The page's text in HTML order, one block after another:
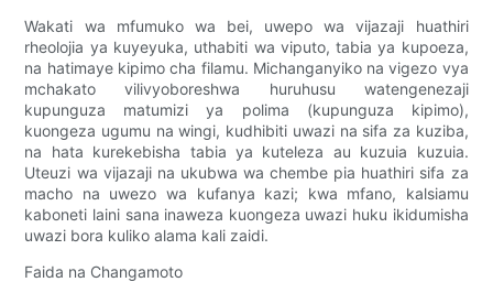
Wakati wa mfumuko wa bei, uwepo wa vijazaji huathiri
rheolojia ya kuyeyuka, uthabiti wa viputo, tabia ya kupoeza,
na hatimaye kipimo cha filamu. Michanganyiko na vigezo vya
mchakato vilivyoboreshwa huruhusu watengenezaji
kupunguza matumizi ya polima (kupunguza kipimo),
kuongeza ugumu na wingi, kudhibiti uwazi na sifa za kuziba,
na hata kurekebisha tabia ya kuteleza au kuzuia kuzuia.
Uteuzi wa vijazaji na ukubwa wa chembe pia huathiri sifa za
macho na uwezo wa kufanya kazi; kwa mfano, kalsiamu
kaboneti laini sana inaweza kuongeza uwazi huku ikidumisha
uwazi bora kuliko alama kali zaidi.
Faida na Changamoto